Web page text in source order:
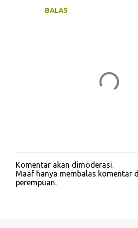
BALAS
P
o
s
t
Komentar akan dimoderasi.
Maaf hanya membalas komentar
perempuan.